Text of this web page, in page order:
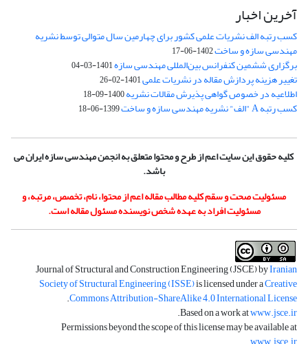
آخرین اخبار
کسب رتبه الف نشریات علمی کشور برای چهارمین سال متوالی توسط نشریه
مهندسی سازه و ساخت1402-06-17
برگزاری ششمین کنفرانس بین‌المللی مهندسی سازه1401-03-04
تغییر هزینه پردازش مقاله در نشریات علمی1401-02-26
اطلاعیه در خصوص گواهی پذیرش مقالات نشریه1400-09-18
کسب رتبه A "الف" نشریه مهندسی سازه و ساخت 1399-06-18
کلیه حقوق این سایت اعم از طرح و محتوا متعلق به انجمن مهندسی سازه ایران می
باشد.
مسئولیت صحت و سقم کلیه مطالب مقاله اعم از محتوا، نام، تخصص، مرتبه، و
مسئولیت افراد به عهده شخص نویسنده مسئول مقاله است.
Journal of Structural and Construction Engineering (JSCE) byIranian
Society of Structural Engineering (ISSE)is licensed under aCreative
Commons Attribution-ShareAlike 4.0 International License
.
Based on a work atwww.jsce.ir
.
Permissions beyond the scope of this license may be available at